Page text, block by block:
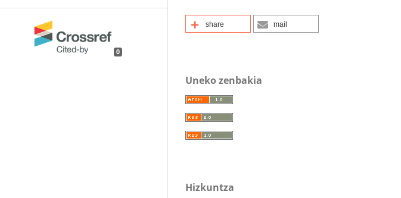
0
share mail
Uneko zenbakia
Hizkuntza